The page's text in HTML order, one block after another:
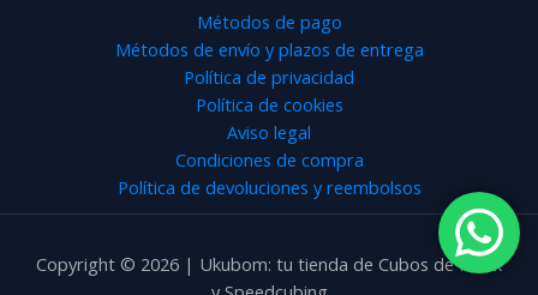
Métodos de pago
Métodos de envío y plazos de entrega
Política de privacidad
Política de cookies
Aviso legal
Condiciones de compra
Política de devoluciones y reembolsos
Copyright © 2026 | Ukubom: tu tienda de Cubos de Rubik